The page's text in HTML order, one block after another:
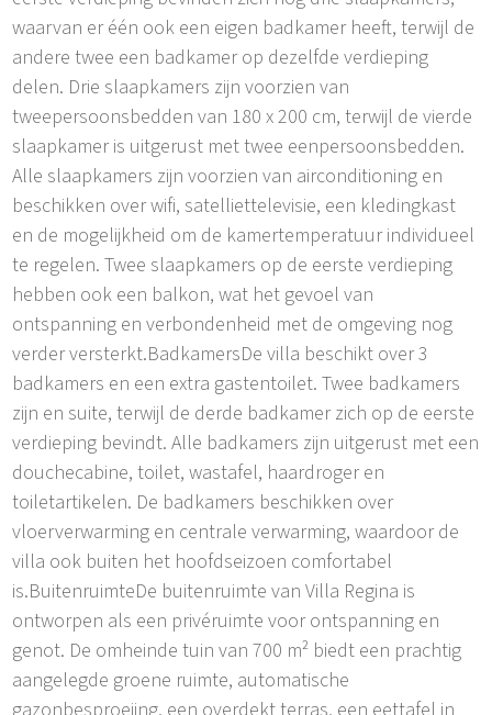
waarvan er één ook een eigen badkamer heeft, terwijl de
andere twee een badkamer op dezelfde verdieping
delen. Drie slaapkamers zijn voorzien van
tweepersoonsbedden van 180 x 200 cm, terwijl de vierde
slaapkamer is uitgerust met twee eenpersoonsbedden.
Alle slaapkamers zijn voorzien van airconditioning en
beschikken over wifi, satelliettelevisie, een kledingkast
en de mogelijkheid om de kamertemperatuur individueel
te regelen. Twee slaapkamers op de eerste verdieping
hebben ook een balkon, wat het gevoel van
ontspanning en verbondenheid met de omgeving nog
verder versterkt.BadkamersDe villa beschikt over 3
badkamers en een extra gastentoilet. Twee badkamers
zijn en suite, terwijl de derde badkamer zich op de eerste
verdieping bevindt. Alle badkamers zijn uitgerust met een
douchecabine, toilet, wastafel, haardroger en
toiletartikelen. De badkamers beschikken over
vloerverwarming en centrale verwarming, waardoor de
villa ook buiten het hoofdseizoen comfortabel
is.BuitenruimteDe buitenruimte van Villa Regina is
ontworpen als een privéruimte voor ontspanning en
genot. De omheinde tuin van 700 m² biedt een prachtig
aangelegde groene ruimte, automatische